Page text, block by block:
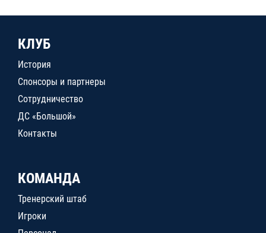
КЛУБ
История
Спонсоры и партнеры
Сотрудничество
ДС «Большой»
Контакты
КОМАНДА
Тренерский штаб
Игроки